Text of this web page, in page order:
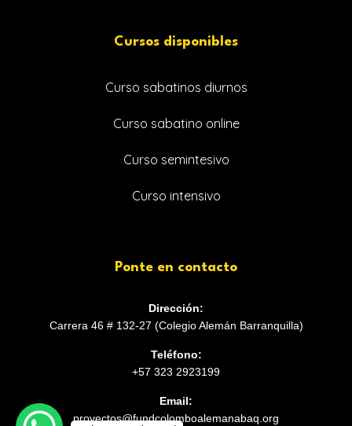
Cursos disponibles
Curso sabatinos diurnos
Curso sabatino online
Curso semintesivo
Curso intensivo
Ponte en contacto
Dirección:
Carrera 46 # 132-27 (Colegio Alemán Barranquilla)
Teléfono:
+57 323 2923199
Email:
proyectos@fundcolomboalemanabaq.org